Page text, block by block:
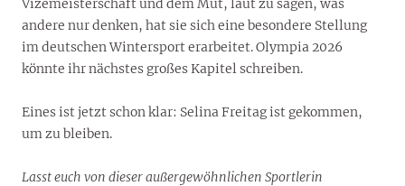
Vizemeisterschaft und dem Mut, laut zu sagen, was
andere nur denken, hat sie sich eine besondere Stellung
im deutschen Wintersport erarbeitet. Olympia 2026
könnte ihr nächstes großes Kapitel schreiben.
Eines ist jetzt schon klar: Selina Freitag ist gekommen,
um zu bleiben.
Lasst euch von dieser außergewöhnlichen Sportlerin